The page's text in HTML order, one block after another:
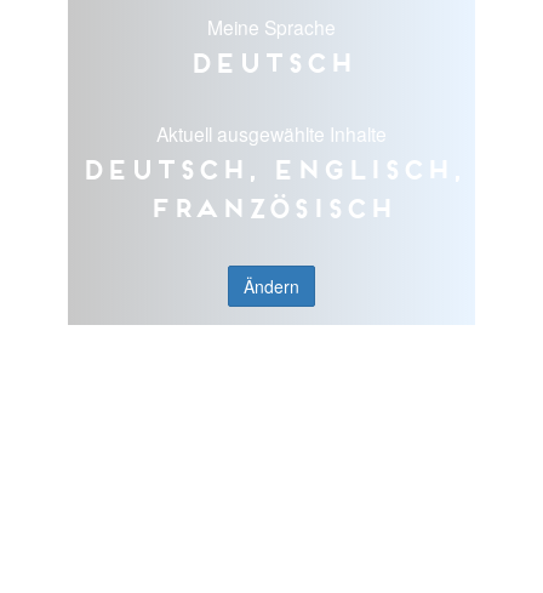
Meine Sprache
Deutsch
Aktuell ausgewählte Inhalte
Deutsch, Englisch,
Französisch
Ändern